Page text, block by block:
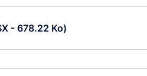
- 678.22 Ko)